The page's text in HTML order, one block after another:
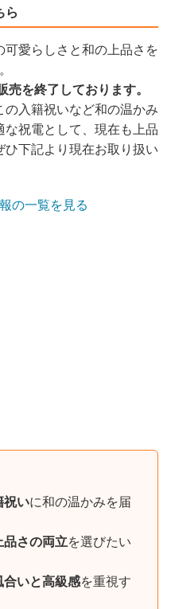
ら
愛らしさと和の上品さを
を終了しております。
入籍祝いなど和の温かみ
祝電として、現在も上品
下記より現在お取り扱い
の一覧を見る
祝いに和の温かみを届
品さの両立を選びたい
合いと高級感を重視す